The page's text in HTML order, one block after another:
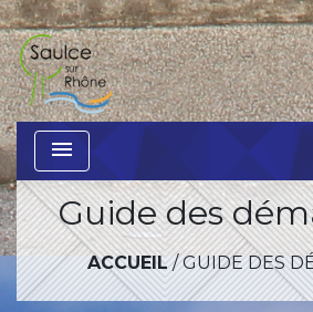
menu
Guide des
ACCUEIL/GUIDE DES